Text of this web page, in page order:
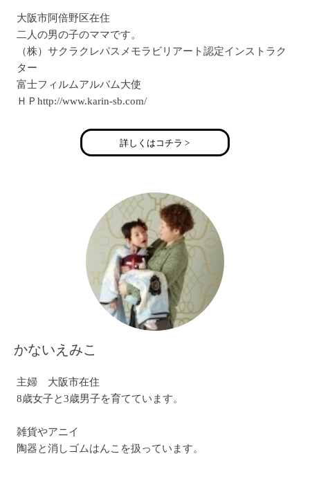
大阪市阿倍野区在住
二人の男の子のママです。
（株）サクラクレパスメモラビリアート認定インストラク
ター
富士フィルムアルバム大使
ＨＰhttp://www.karin-sb.com/
詳しくはコチラ >
かないえみこ
主婦 大阪市在住
8歳女子と3歳男子を育てています。
雑貨やアニイ
陶器と消しゴムはんこを扱っています。